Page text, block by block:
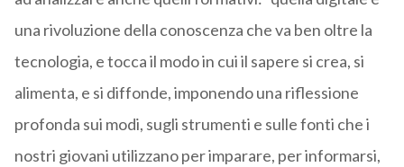
una rivoluzione della conoscenza che va ben oltre la
tecnologia, e tocca il modo in cui il sapere si crea, si
alimenta, e si diffonde, imponendo una riflessione
profonda sui modi, sugli strumenti e sulle fonti che i
nostri giovani utilizzano per imparare, per informarsi,